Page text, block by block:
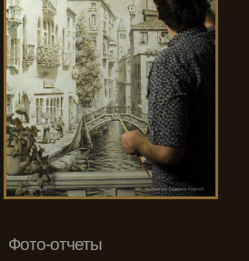
Фото-отчеты